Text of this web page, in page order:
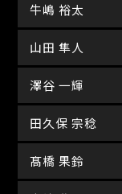
牛嶋 裕太
山田 隼人
澤谷 一輝
田久保 宗稔
髙橋 果鈴